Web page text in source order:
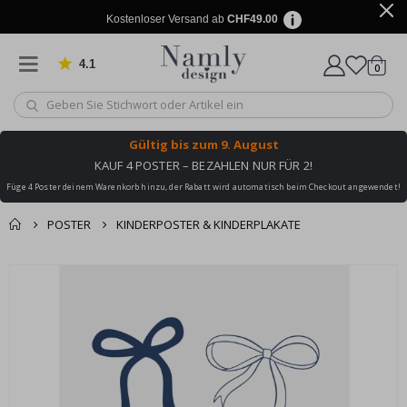
Kostenloser Versand ab CHF49.00
4.1 von 1032 Bewertungen
Wagen
0
Gültig bis zum 9. August
KAUF 4 POSTER – BEZAHLEN NUR FÜR 2!
Füge 4 Poster deinem Warenkorb hinzu, der Rabatt wird automatisch beim Checkout angewendet!
POSTER KINDERPOSTER & KINDERPLAKATE